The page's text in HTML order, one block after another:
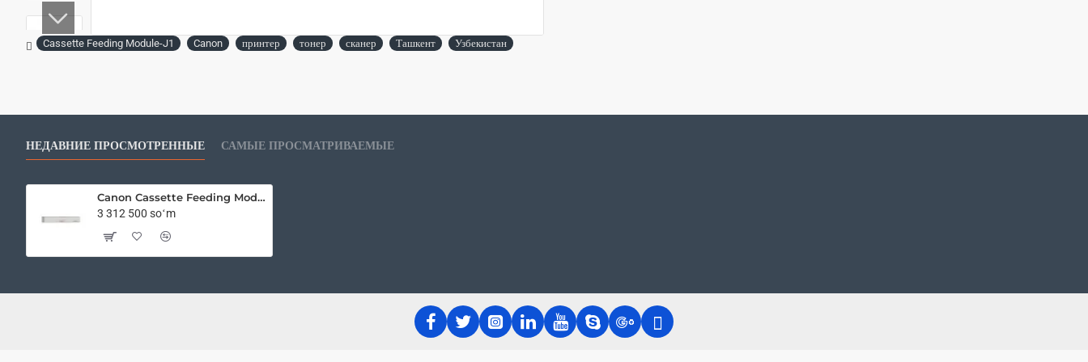
Cassette Feeding Module-J1 Canon принтер тонер сканер Ташкент Узбекистан
НЕДАВНИЕ ПРОСМОТРЕННЫЕ САМЫЕ ПРОСМАТРИВАЕМЫЕ
Canon Cassette Feeding Module-J1
3 312 500 soʻm